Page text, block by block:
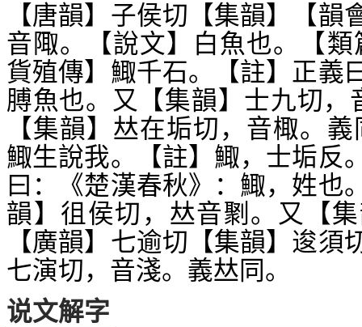
【唐韻】子侯切【集韻】【韻
音陬。【說文】白魚也。【
貨殖傳】鯫千石。【註】正義
膊魚也。又【集韻】士九切，
【集韻】 𠀤在垢切，音棷。義
鯫生說我。【註】鯫，士垢反
曰：《楚漢春秋》：鯫，姓也
韻】徂侯切， 𠀤音㔌 。又【
【廣韻】七逾切【集韻】逡須
七演切，音淺。義𠀤同。
说文解字